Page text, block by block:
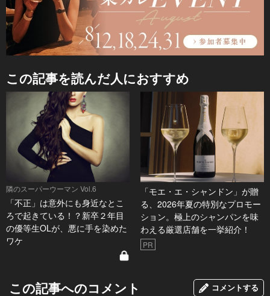
この記事を読んだ人におすすめ
隣のスーパーウーマン Vol.6
「不正」は意外にも身近なとこ
ろで起きている！？新卒２年目
の優等生OLが、悪に手を染めた
ワケ
「モエ・エ・シャンドン」が贈
る、2026年夏の特別なプロモー
ション。極上のシャンパンを味
わえる厳選店舗を一挙紹介！
PR
この記事へのコメント コメントする